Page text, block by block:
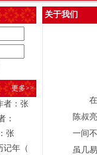
更多>>
者：张
：
张
记年（
关于我们
在八
陈叔
一间
虽几